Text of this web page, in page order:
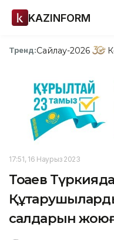
KAZINFORM
Тренд:Сайлау-2026
17:51, 16 Наурыз 2023
Тоқаев
салдарын